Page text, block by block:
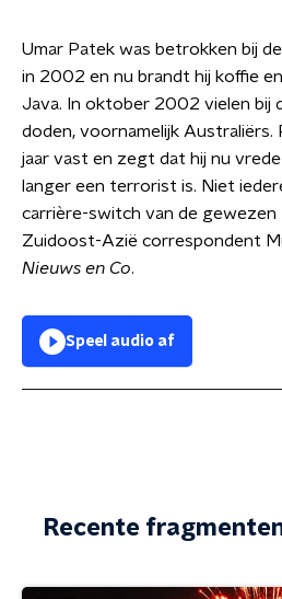
Umar Patek was betrokken bij
in 2002 en nu brandt hij koffie
Java. In oktober 2002 vielen bij
doden, voornamelijk Australiërs.
jaar vast en zegt dat hij nu
langer een terrorist is. Niet
carrière-switch van de
Zuidoost-Azië correspondent
Nieuws en Co.
Speel audio af
Recente